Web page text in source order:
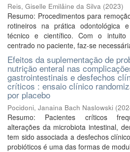
Reis, Giselle Emilãine da Silva (2023)
Resumo: Procedimentos para
rotineiros na prática odontológica
técnico e científico. Com o
centrado no paciente, faz-se
Efeitos da suplementação de
nutrição enteral nas
gastrointestinais e desfechos
críticos : ensaio clínico
por placebo
Pocidoni, Janaina Bach Naslowski (
Resumo: Pacientes críticos
alterações da microbiota intestinal,
tem sido associada a desfechos
probióticos é uma das formas de